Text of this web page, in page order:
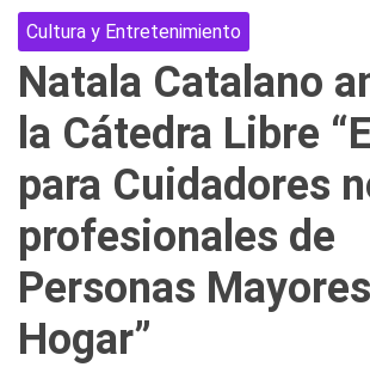
Cultura y Entretenimiento
Natala Catalano
la Cátedra Libre
para Cuidadores
profesionales de
Personas
Hogar”